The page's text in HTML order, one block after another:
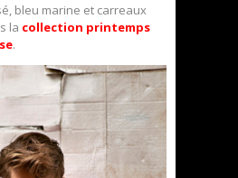
bleu marine et carreaux
la collection printemps
.